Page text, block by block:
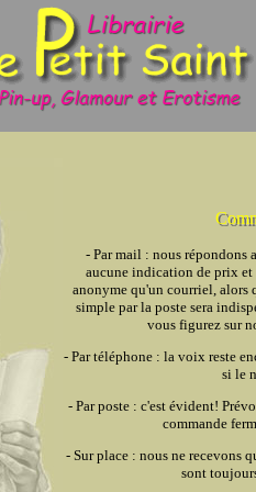
- Par mail : nous répondons
aucune indication de prix et
anonyme qu'un courriel, alors
simple par la poste sera
vous figurez sur
- Par téléphone : la voix reste
si le
- Par poste : c'est évident!
commande
- Sur place : nous ne recevons
sont